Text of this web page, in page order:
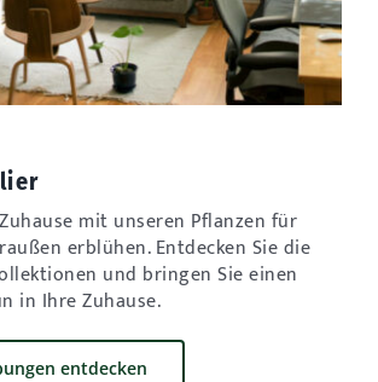
mit unseren Pflanzen für
erblühen. Entdecken Sie die
und bringen Sie einen
in Ihre Zuhause.
entdecken